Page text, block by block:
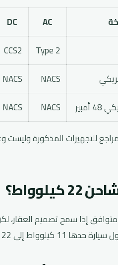
AC
DC
Type 2
CCS2
NACS
NACS
NACS
NACS
كيلوواط إلى 22 كيلوواط.